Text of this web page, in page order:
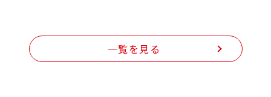
一覧を見る